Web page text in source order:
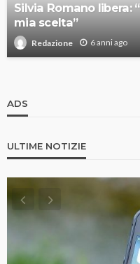
Silvia Romano libera:
mia scelta”
Redazione 6 anni ago
ADS
ULTIME NOTIZIE